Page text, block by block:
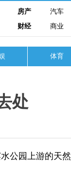
房产 汽车
财经
商业
体育
处
公园上游的天然